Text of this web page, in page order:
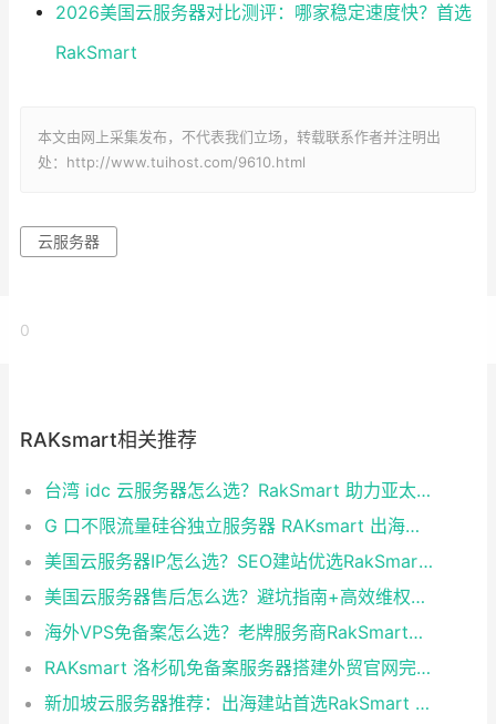
2026美国云服务器对比测评：哪家稳定速度快？首选
RakSmart
本文由网上采集发布，不代表我们立场，转载联系作者并注明出
处：http://www.tuihost.com/9610.html
云服务器
0
RAKsmart相关推荐
台湾 idc 云服务器怎么选？RakSmart 助力亚太业务高效部署
G 口不限流量硅谷独立服务器 RAKsmart 出海业务实测
美国云服务器IP怎么选？SEO建站优选RakSmart洛杉矶CN2 GIA
美国云服务器售后怎么选？避坑指南+高效维权技巧
海外VPS免备案怎么选？老牌服务商RakSmart省心建站全攻略
RAKsmart 洛杉矶免备案服务器搭建外贸官网完整方案
新加坡云服务器推荐：出海建站首选RakSmart 稳定高防性价比拉满